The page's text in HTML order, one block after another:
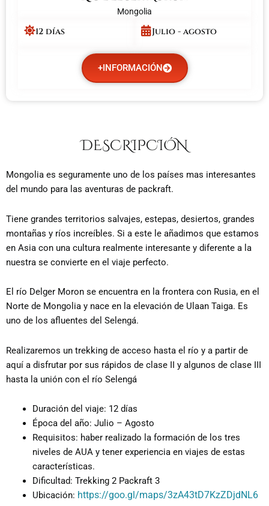
Mongolia
12 días Julio - agosto
+INFORMACIÓN
DESCRIPCIÓN
Mongolia es seguramente uno de los países mas interesantes
del mundo para las aventuras de packraft.
Tiene grandes territorios salvajes, estepas, desiertos, grandes
montañas y ríos increíbles. Si a este le añadimos que estamos
en Asia con una cultura realmente interesante y diferente a la
nuestra se convierte en el viaje perfecto.
El río Delger Moron se encuentra en la frontera con Rusia, en el
Norte de Mongolia y nace en la elevación de Ulaan Taiga. Es
uno de los afluentes del Selengá.
Realizaremos un trekking de acceso hasta el río y a partir de
aquí a disfrutar por sus rápidos de clase II y algunos de clase III
hasta la unión con el río Selengá
Duración del viaje: 12 días
Época del año: Julio – Agosto
Requisitos: haber realizado la formación de los tres
niveles de AUA y tener experiencia en viajes de estas
características.
Dificultad: Trekking 2 Packraft 3
Ubicación: https://goo.gl/maps/3zA43tD7KzZDjdNL6